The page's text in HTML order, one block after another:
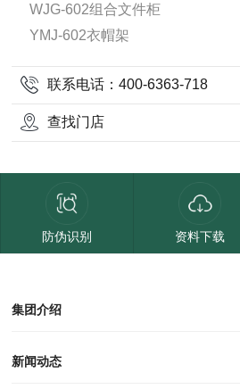
WJG-602组合文件柜
YMJ-602衣帽架
联系电话：400-6363-718
查找门店
防伪识别 资料下载
集团介绍
集团介绍
企业文化
人才招聘
商学院
VR全景展厅
董事长介绍
新闻动态